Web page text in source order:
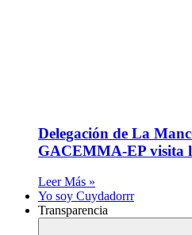
Delegación de La
GACEMMA-EP visita
Leer Más »
Yo soy Cuydadorrr
Transparencia